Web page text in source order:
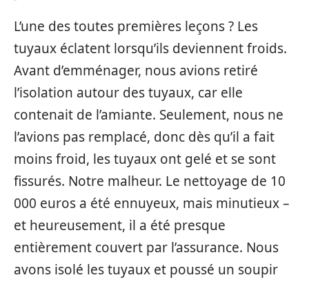
L’une des toutes premières leçons ? Les
tuyaux éclatent lorsqu’ils deviennent froids.
Avant d’emménager, nous avions retiré
l’isolation autour des tuyaux, car elle
contenait de l’amiante. Seulement, nous ne
l’avions pas remplacé, donc dès qu’il a fait
moins froid, les tuyaux ont gelé et se sont
fissurés. Notre malheur. Le nettoyage de 10
000 euros a été ennuyeux, mais minutieux –
et heureusement, il a été presque
entièrement couvert par l’assurance. Nous
avons isolé les tuyaux et poussé un soupir